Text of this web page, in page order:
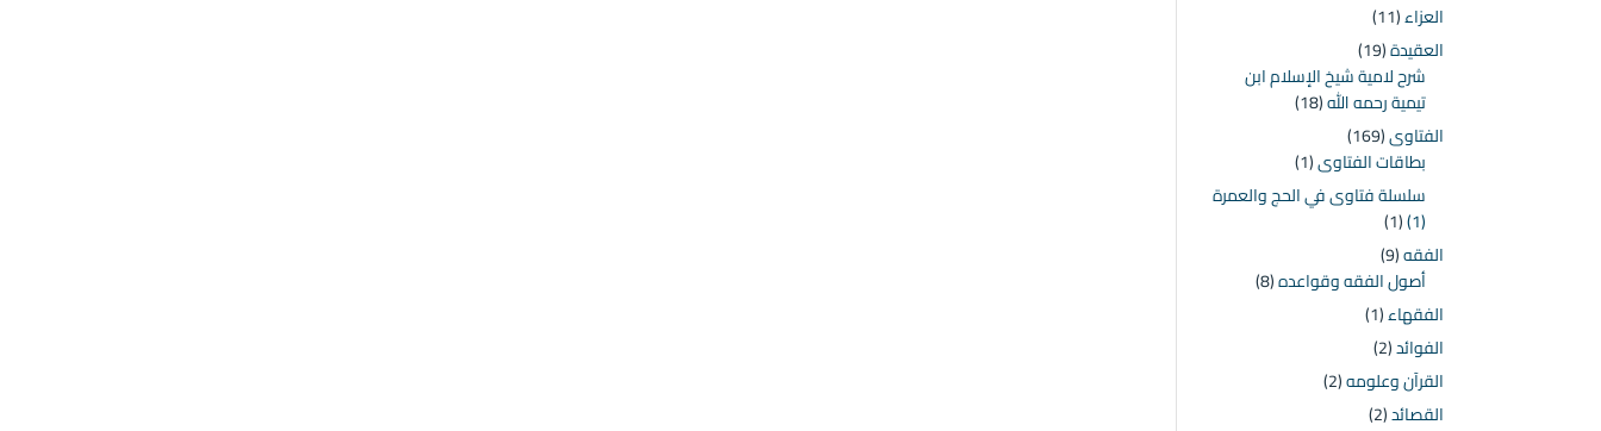
العزاء(11)
العقيدة(19)
شرح لامية شيخ الإسلام ابن
تيمية رحمه الله(18)
الفتاوى(169)
بطاقات الفتاوى(1)
سلسلة فتاوى في الحج والعمرة
(1)
(1)
الفقه(9)
أصول الفقه وقواعده(8)
الفقهاء(1)
الفوائد(2)
القرآن وعلومه(2)
القصائد(2)